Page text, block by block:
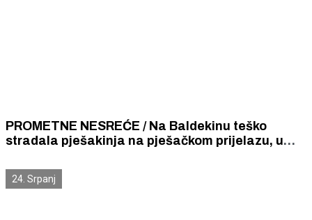
PROMETNE NESREĆE / Na Baldekinu teško
stradala pješakinja na pješačkom prijelazu, u
24. Srpanj